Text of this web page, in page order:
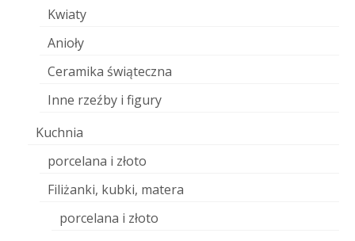
Kwiaty
Anioły
Ceramika świąteczna
Inne rzeźby i figury
Kuchnia
porcelana i złoto
Filiżanki, kubki, matera
porcelana i złoto